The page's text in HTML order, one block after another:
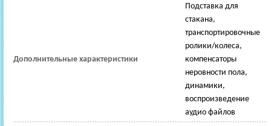
Дополнительные характеристики
Подставка для
стакана,
транспортировочные
ролики/колеса,
компенсаторы
неровности пола,
динамики,
воспроизведение
аудио файлов